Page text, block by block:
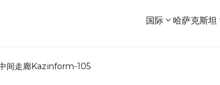
国际 哈萨克斯坦
间走廊Kazinform-105